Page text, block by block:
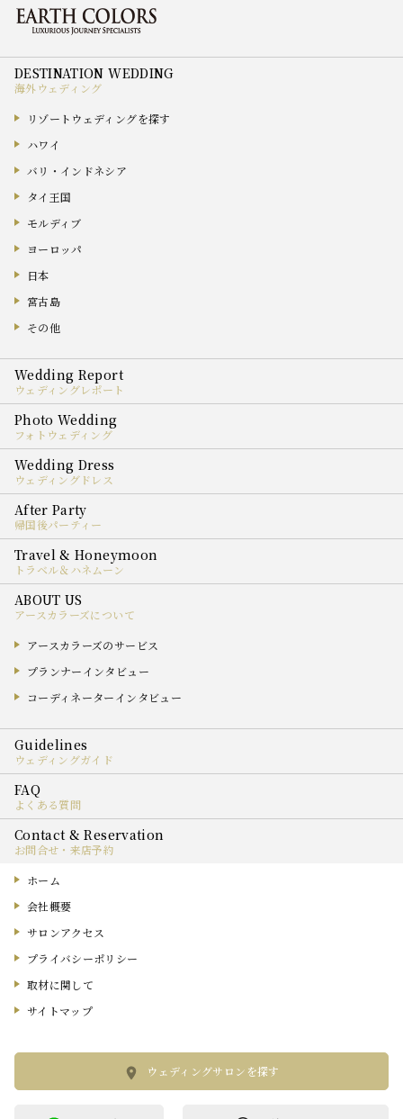
海外ウェディング
リゾートウェディングを探す
ハワイ
バリ・インドネシア
タイ王国
モルディブ
ヨーロッパ
日本
宮古島
その他
ウェディングレポート
フォトウェディング
ウェディングドレス
帰国後パーティー
トラベル＆ハネムーン
アースカラーズについて
アースカラーズのサービス
プランナーインタビュー
コーディネーターインタビュー
ウェディングガイド
よくある質問
お問合せ・来店予約
ホーム
会社概要
サロンアクセス
プライバシーポリシー
取材に関して
サイトマップ
ウェディングサロンを探す